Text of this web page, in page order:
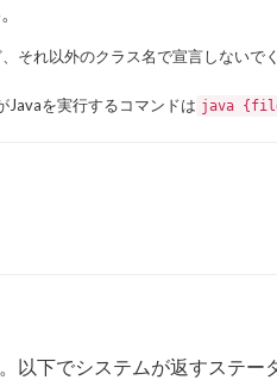
、それ以外のクラス名で宣言しないで
Javaを実行するコマンドは java
下でシステムが返すステー